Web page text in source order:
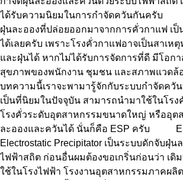
ได้รับความนิยมในการกำจัดควันกันครับ
ฝุ่นละอองที่ปล่อยออกมาจากการคั่วกาแฟ เป็
ได้เลยครับ เพราะโรงคั่วกาแฟอาจเป็นสาเห
และฝุ่นได้ หากไม่ได้รับการจัดการที่ดี มีโอกา
สุขภาพของพนักงาน ชุมชน และสภาพแวดล้
บทความนี้เราจะพามารู้จักกับระบบกำจัดควั
เป็นที่นิยมในปัจจุบัน สามารถนำมาใช้ในโรง
โรงคั่วระดับอุตสาหกรรมขนาดใหญ่ หรืออุต
ละอองและควันได้ นั่นก็คือ ESP ครับ
Electrostatic Precipitator เป็นระบบดักจับฝุ่
ไฟฟ้าสถิต ก่อนอื่นผมต้องขอเกริ่นก่อนว่า เดิ
ใช้ในโรงไฟฟ้า โรงงานอุตสาหกรรมภาคผลิ
จาก
การ
คั่ว
กาแฟ
มี
วิธี
แก้!!